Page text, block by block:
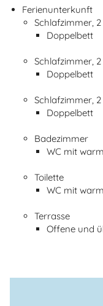
Ferienunterkunft
Schlafzimmer,
Doppelbett
Schlafzimmer,
Doppelbett
Schlafzimmer,
Doppelbett
Badezimmer
WC mit
Toilette
WC mit
Terrasse
Offene und